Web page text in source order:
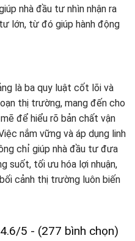
nhà đầu tư nhìn nhận ra
lớn, từ đó giúp hành động
là ba quy luật cốt lõi và
thị trường, mang đến cho
để hiểu rõ bản chất vận
nắm vững và áp dụng linh
chỉ giúp nhà đầu tư đưa
suốt, tối ưu hóa lợi nhuận,
cảnh thị trường luôn biến
4.6/5 - (277 bình chọn)